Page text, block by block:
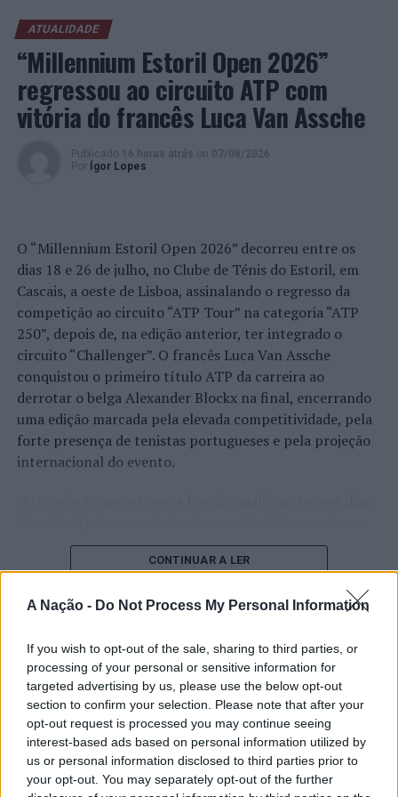
A Nação - Do Not Process My Personal Information
If you wish to opt-out of the sale, sharing to third parties, or
processing of your personal or sensitive information for
targeted advertising by us, please use the below opt-out
section to confirm your selection. Please note that after your
opt-out request is processed you may continue seeing
interest-based ads based on personal information utilized by
us or personal information disclosed to third parties prior to
your opt-out. You may separately opt-out of the further
miopia e na visão no desporto.
Foto: UM.
TÓPICOS RELACIONADOS: DESTAQUE
ENSINO SUPERIOR
Voleibol: Os portugueses pelo mundo
ATUALIDADE
“Millennium Estoril Open 2026”
regressou ao circuito ATP com
vitória do francês Luca Van Assche
Publicado 16 horas atrás on 07/08/2026
Por
Ígor Lopes
O “Millennium Estoril Open 2026” decorreu entre os
dias 18 e 26 de julho, no Clube de Ténis do Estoril, em
Cascais, a oeste de Lisboa, assinalando o regresso da
competição ao circuito “ATP Tour” na categoria “ATP
250”, depois de, na edição anterior, ter integrado o
circuito “Challenger”. O francês Luca Van Assche
conquistou o primeiro título ATP da carreira ao
derrotar o belga Alexander Blockx na final, encerrando
uma edição marcada pela elevada competitividade, pela
forte presença de tenistas portugueses e pela projeção
internacional do evento.
de um lugar no quadro principal. A cerimónia de
abertura contou com a presença do presidente da
acompanhado pelo executivo municipal, assinalando o
concelho no centro do calendário internacional do
ténis.
Apesar das desistências de última hora de jogadores
como Casper Ruud (Noruega), Alejandro Davidovich
Fokina (Espanha) e Matteo Arnaldi (Itália), a prova
apresentou um quadro competitivo de elevado nível,
CONTINUAR A LER
Castelo Branco: “Bienal
Internacional de Artes e Ofícios”
promete afirmar artesanato,
património e inovação como
“motores de desenvolvimento